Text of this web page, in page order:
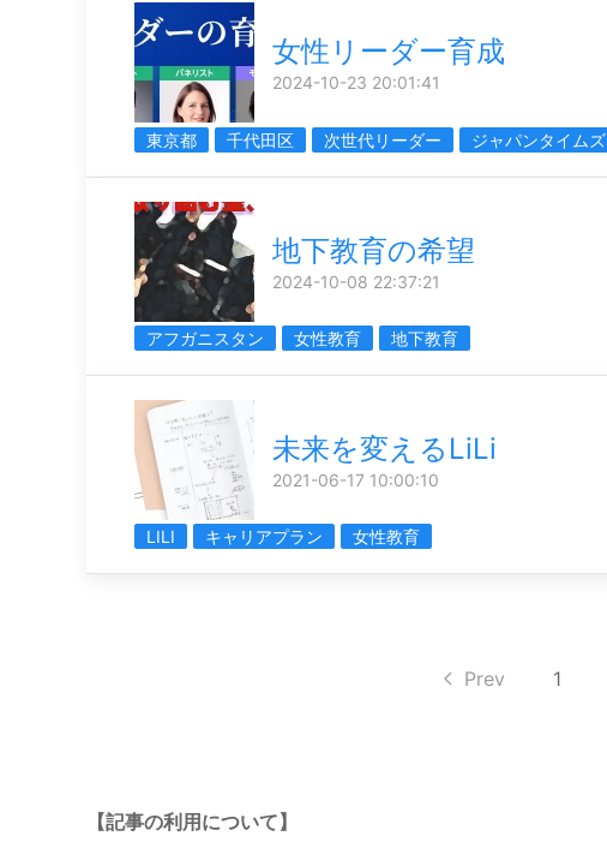
女性リーダー育成
2024-10-23 20:01:41
東京都 千代田区 次世代リーダー ジャパンタイムズ
地下教育の希望
2024-10-08 22:37:21
アフガニスタン 女性教育 地下教育
未来を変えるLiLi
2021-06-17 10:00:10
LILI キャリアプラン 女性教育
Prev 1
【記事の利用について】